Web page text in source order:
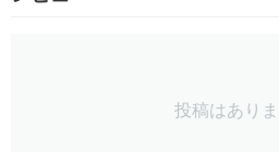
投稿はあり